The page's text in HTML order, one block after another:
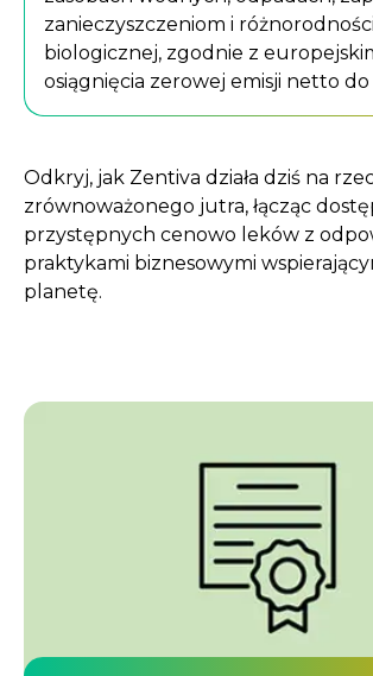
zanieczyszczeniom i różnorodności
biologicznej, zgodnie z
osiągnięcia zerowej emisji netto
Odkryj, jak Zentiva działa dziś na
zrównoważonego jutra, łącząc
przystępnych cenowo leków z
praktykami biznesowymi
planetę.